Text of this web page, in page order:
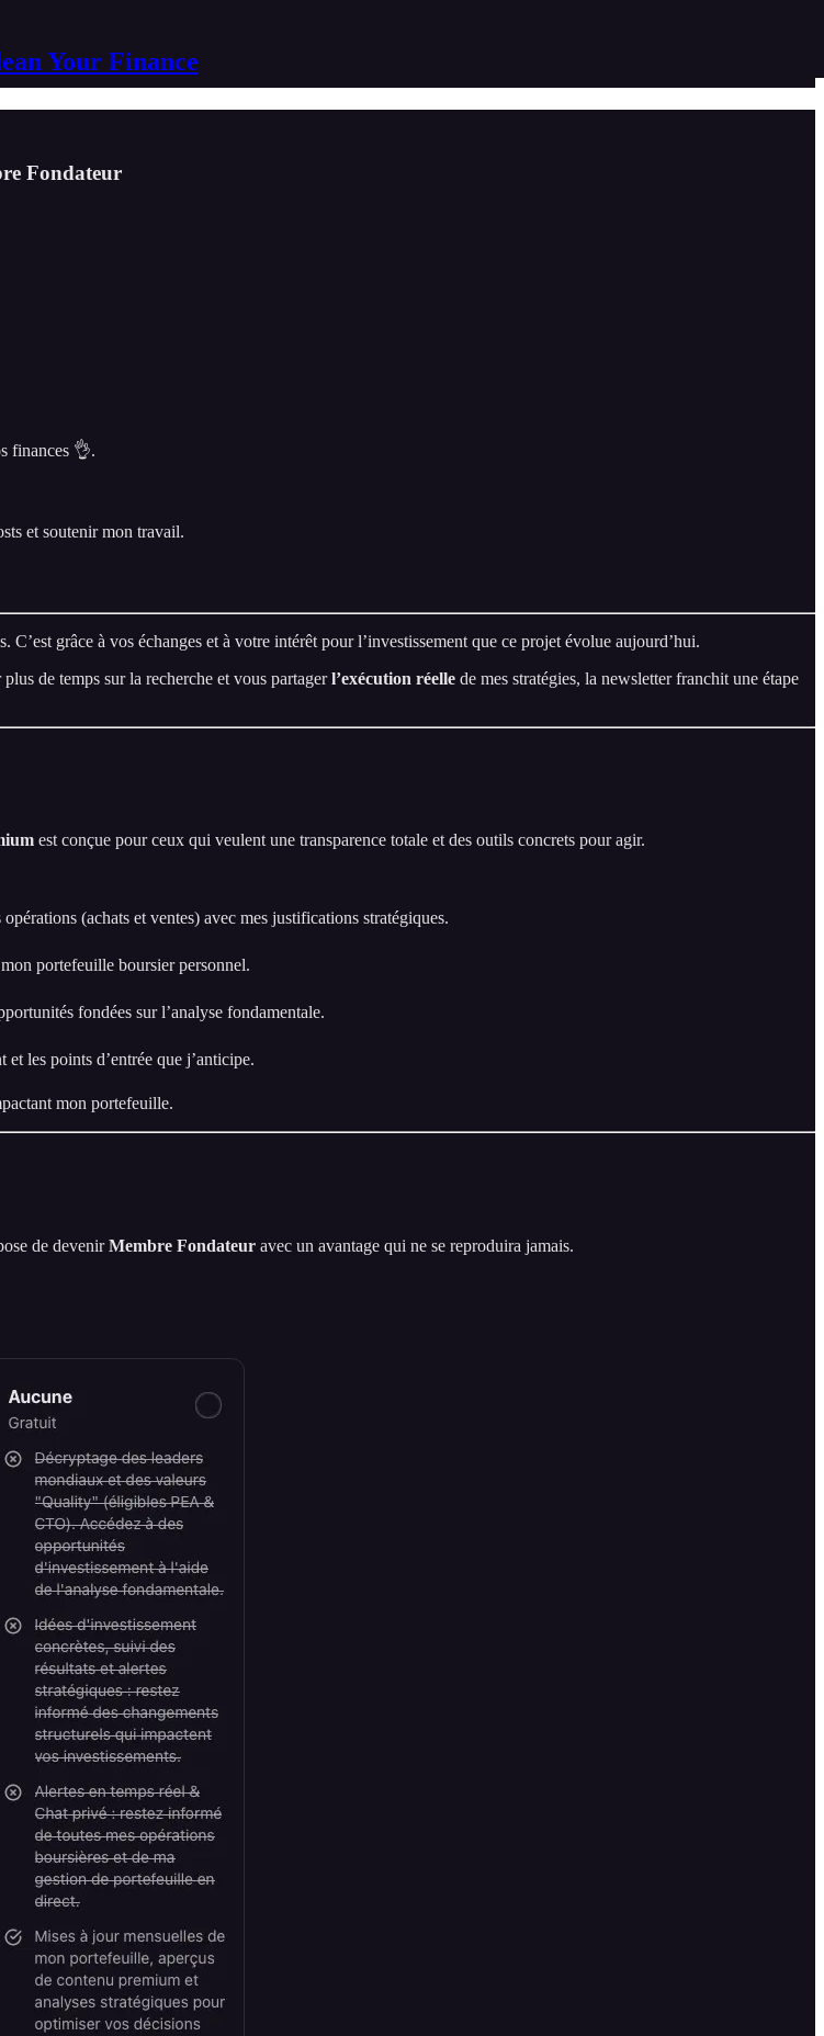
Your Finance
Fondateur
finances 👌.
et soutenir mon travail.
grâce à vos échanges et à votre intérêt pour l’investissement que ce projet évolue aujourd’hui.
de temps sur la recherche et vous partagerl’exécution réelle de mes stratégies, la newsletter franchit une étape
est conçue pour ceux qui veulent une transparence totale et des outils concrets pour agir.
(achats et ventes) avec mes justifications stratégiques.
portefeuille boursier personnel.
fondées sur l’analyse fondamentale.
les points d’entrée que j’anticipe.
mon portefeuille.
de devenirMembre Fondateur avec un avantage qui ne se reproduira jamais.